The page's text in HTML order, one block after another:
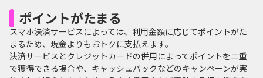
ポイントがたまる
スマホ決済サービスによっては、利用金額に応じてポイントがた
まるため、現金よりもおトクに支払えます。
決済サービスとクレジットカードの併用によってポイントを二重
で獲得できる場合や、キャッシュバックなどのキャンペーンが実